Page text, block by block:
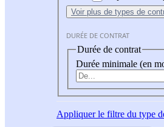
Voir plus de types de
DURÉE DE CONTRAT
Durée de contrat
Durée minimale (en
Appliquerle filtre du type